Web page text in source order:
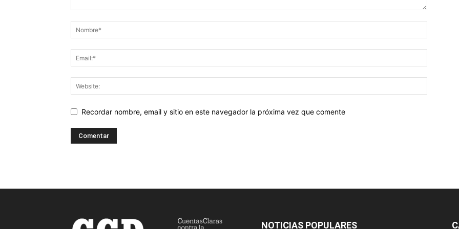
Recordar nombre, email y sitio en este navegador la próxima vez que comente
NOTICIAS POPULARES